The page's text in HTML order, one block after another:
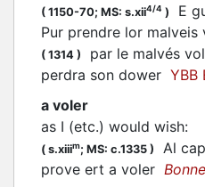
( 1150-70; MS: s.xii4/4 )
E
Pur prendre lor malveis
( 1314 ) par le malvés
perdra son dower YBB
a voler
as I (etc.) would wish:
( s.xiiim; MS: c.1335 )
Al
prove ert a voler